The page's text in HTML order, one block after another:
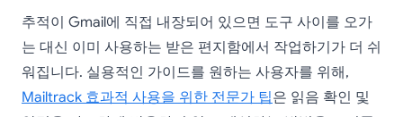
추적이 Gmail에 직접 내장되어 있으면 도구 사이를 오가
는 대신 이미 사용하는 받은 편지함에서 작업하기가 더 쉬
워집니다. 실용적인 가이드를 원하는 사용자를 위해,
Mailtrack 효과적 사용을 위한 전문가 팁은 읽음 확인 및